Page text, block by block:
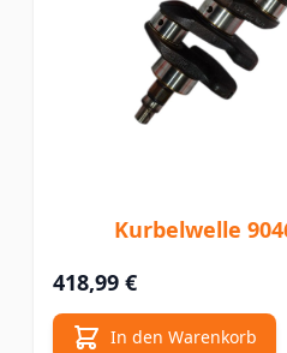
Kurbelwelle
418,99 €
In den Warenkorb